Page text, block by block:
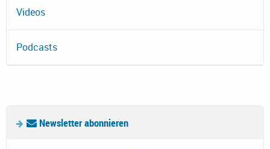
Videos
Podcasts
Newsletter abonnieren